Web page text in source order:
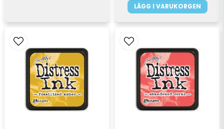
LÄGG I VARUKORGEN